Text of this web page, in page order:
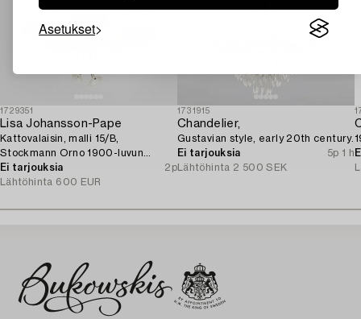
Asetukset
1729351
Lisa Johansson-Pape
Kattovalaisin, malli 15/B,
Stockmann Orno 1900-luvun
puoliväli.
Ei tarjouksia
2p
Lähtöhinta 600 EUR
1731915
Chandelier,
Gustavian style, early 20th century.
Ei tarjouksia
5p 1 h
Lähtöhinta 2 500 SEK